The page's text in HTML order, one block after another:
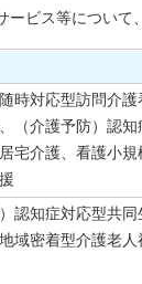
ービス等について
時対応型訪問介
（介護予防）認
宅介護、看護小規
）認知症対応型共
域密着型介護老